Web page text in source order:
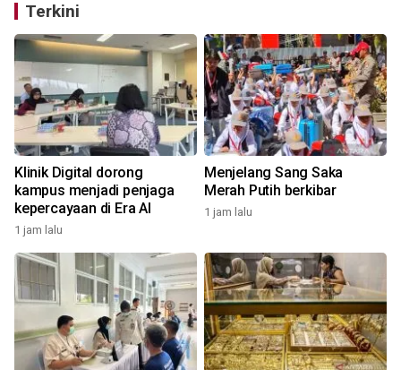
Terkini
Klinik Digital dorong
kampus menjadi penjaga
kepercayaan di Era AI
1 jam lalu
Menjelang Sang Saka
Merah Putih berkibar
1 jam lalu